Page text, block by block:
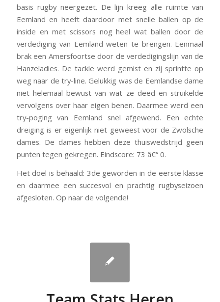
basis rugby neergezet. De lijn kreeg alle ruimte van
Eemland en heeft daardoor met snelle ballen op de
inside en met scissors nog heel wat ballen door de
verdediging van Eemland weten te brengen. Eenmaal
brak een Amersfoortse door de verdedigingslijn van de
Hanzeladies. De tackle werd gemist en zij sprintte op
weg naar de try-line. Gelukkig was de Eemlandse dame
niet helemaal bewust van wat ze deed en struikelde
vervolgens over haar eigen benen. Daarmee werd een
try-poging van Eemland snel afgewend. Een echte
dreiging is er eigenlijk niet geweest voor de Zwolsche
dames. De dames hebben deze thuiswedstrijd geen
punten tegen gekregen. Eindscore: 73 â€“ 0.
Het doel is behaald: 3de geworden in de eerste klasse
en daarmee een succesvol en prachtig rugbyseizoen
afgesloten. Op naar de volgende!